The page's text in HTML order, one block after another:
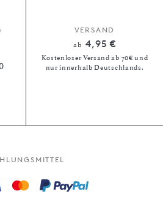
VERSAND
ab 4,95 €
Kostenloser Versand ab 70€ und
nur innerhalb Deutschlands.